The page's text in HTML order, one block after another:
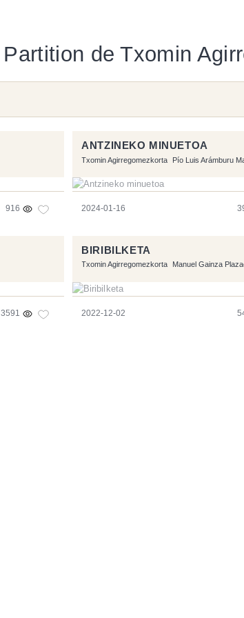
Partition de Txomin
916
ANTZINEKO MINUETOA
Txomin Agirregomezkorta Pío Luis Arámburu
2024-01-16
3591
BIRIBILKETA
Txomin Agirregomezkorta Manuel Gainza
2022-12-02